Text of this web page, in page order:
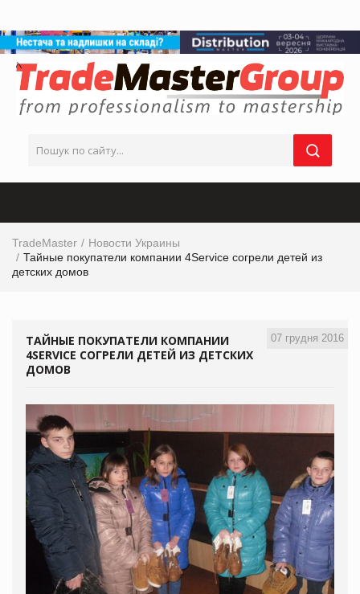
TradeMaster
Новости Украины
Тайные покупатели компании 4Service согрели детей из
детских домов
07 грудня 2016
ТАЙНЫЕ ПОКУПАТЕЛИ КОМПАНИИ
4SERVICE СОГРЕЛИ ДЕТЕЙ ИЗ ДЕТСКИХ
ДОМОВ